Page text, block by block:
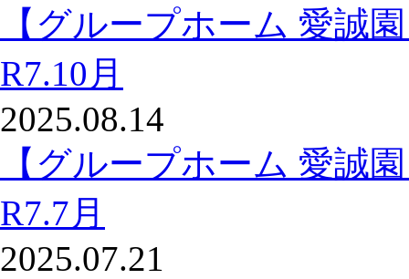
【グループホーム 愛誠
R7.10月
2025.08.14
【グループホーム 愛誠
R7.7月
2025.07.21